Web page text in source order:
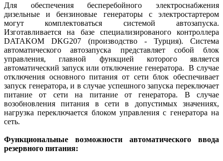
Для обеспечения бесперебойного электроснабжения
дизельные и бензиновые генераторы с электростартером
могут комплектоваться системой автозапуска.
Изготавливается на базе специализированого контроллера
DATAKOM DKG207 (производство - Турция). Система
автоматического автозапуска представляет собой блок
управления, главной функцией которого является
автоматический запуск или отключение генератора. В случае
отключения основного питания от сети блок обеспечивает
запуск генератора, и в случае успешного запуска переключает
питание от сети на питание от генератора. В случае
возобновления питания в сети в допустимых значениях,
нагрузка переключается блоком управления с генератора на
сеть.
Функциональные возможности автоматического ввода
резервного питания: